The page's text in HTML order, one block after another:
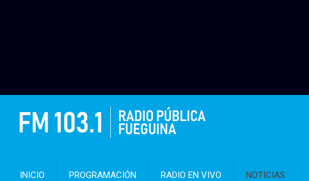
INICIO PROGRAMACIÓN RADIO EN VIVO NOTICIAS